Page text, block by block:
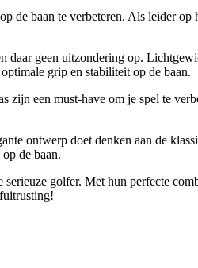
baan te verbeteren. Als leider
geen uitzondering op.
grip en stabiliteit op de baan.
zijn een must-have om je spel te
ontwerp doet denken aan de
de baan.
golfer. Met hun perfecte